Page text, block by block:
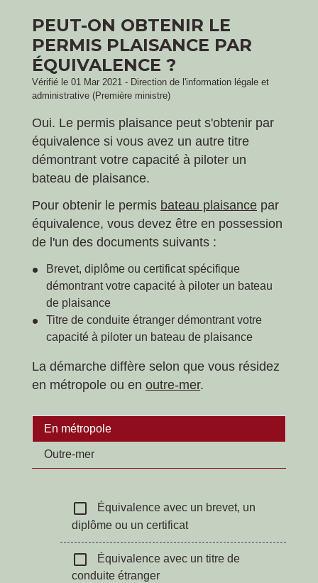
PEUT-ON OBTENIR LE
PERMIS PLAISANCE PAR
ÉQUIVALENCE ?
Vérifié le 01 Mar 2021 - Direction de l'information légale et
administrative (Première ministre)
Oui. Le permis plaisance peut s'obtenir par
équivalence si vous avez un autre titre
démontrant votre capacité à piloter un
bateau de plaisance.
Pour obtenir le permis bateau plaisance par
équivalence, vous devez être en possession
de l'un des documents suivants :
Brevet, diplôme ou certificat spécifique
démontrant votre capacité à piloter un bateau
de plaisance
Titre de conduite étranger démontrant votre
capacité à piloter un bateau de plaisance
La démarche diffère selon que vous résidez
en métropole ou en outre-mer.
En métropole
Outre-mer
check_box_outline_blank
Équivalence avec un brevet, un
diplôme ou un certificat
check_box_outline_blank
Équivalence avec un titre de
conduite étranger